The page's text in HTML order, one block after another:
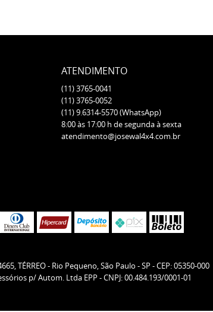
ATENDIMENTO
(11)3765-0041
(11)3765-0052
(11)9.6314-5570(WhatsApp)
8:00 às 17:00 h de segunda à sexta
atendimento@josewal4x4.com.br
TÉRREO- Rio Pequeno, São Paulo -SP -CEP: 05350-000
p/ Autom. Ltda EPP - CNPJ: 00.484.193/0001-01